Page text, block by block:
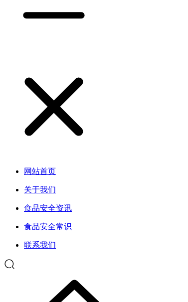
网站首页
关于我们
食品安全资讯
食品安全常识
联系我们